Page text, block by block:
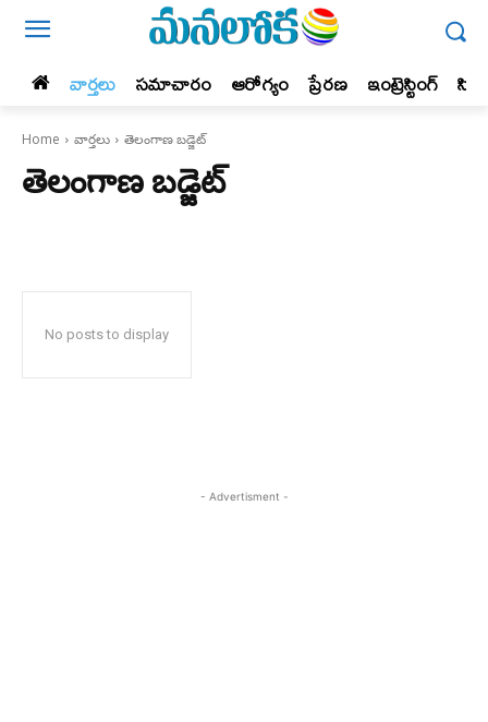
వార్తలు సమాచారం ఆరోగ్యం ప్రేర‌ణ‌ ఇంట్రెస్టింగ్‌
Home వార్తలు తెలంగాణ బడ్జెట్
తెలంగాణ బడ్జెట్
No posts to display
- Advertisment -